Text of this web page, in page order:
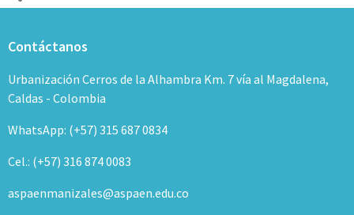
Contáctanos
Urbanización Cerros de la Alhambra Km. 7 vía al Magdalena,
Caldas - Colombia
WhatsApp: (+57) 315 687 0834
Cel.: (+57) 316 874 0083
aspaenmanizales@aspaen.edu.co